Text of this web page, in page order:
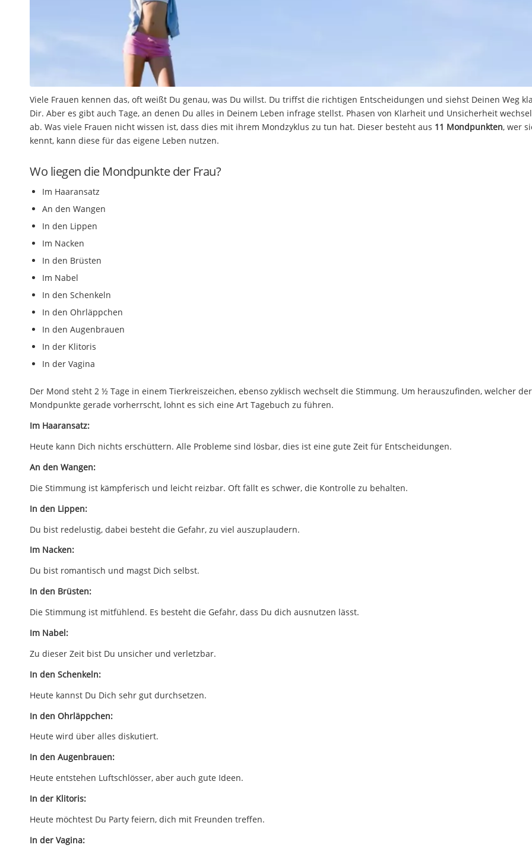
Viele Frauen kennen das, oft weißt Du genau, was Du willst. Du triffst die richtigen Entscheidungen und siehst Deinen Weg
Dir. Aber es gibt auch Tage, an denen Du alles in Deinem Leben infrage stellst. Phasen von Klarheit und Unsicherheit
ab. Was viele Frauen nicht wissen ist, dass dies mit ihrem Mondzyklus zu tun hat. Dieser besteht aus 11 Mondpunkten, wer
kennt, kann diese für das eigene Leben nutzen.
Wo liegen die Mondpunkte der Frau?
Im Haaransatz
An den Wangen
In den Lippen
Im Nacken
In den Brüsten
Im Nabel
In den Schenkeln
In den Ohrläppchen
In den Augenbrauen
In der Klitoris
In der Vagina
Der Mond steht 2 ½ Tage in einem Tierkreiszeichen, ebenso zyklisch wechselt die Stimmung. Um herauszufinden, welcher der
Mondpunkte gerade vorherrscht, lohnt es sich eine Art Tagebuch zu führen.
Im Haaransatz:
Heute kann Dich nichts erschüttern. Alle Probleme sind lösbar, dies ist eine gute Zeit für Entscheidungen.
An den Wangen:
Die Stimmung ist kämpferisch und leicht reizbar. Oft fällt es schwer, die Kontrolle zu behalten.
In den Lippen:
Du bist redelustig, dabei besteht die Gefahr, zu viel auszuplaudern.
Im Nacken:
Du bist romantisch und magst Dich selbst.
In den Brüsten:
Die Stimmung ist mitfühlend. Es besteht die Gefahr, dass Du dich ausnutzen lässt.
Im Nabel:
Zu dieser Zeit bist Du unsicher und verletzbar.
In den Schenkeln:
Heute kannst Du Dich sehr gut durchsetzen.
In den Ohrläppchen:
Heute wird über alles diskutiert.
In den Augenbrauen:
Heute entstehen Luftschlösser, aber auch gute Ideen.
In der Klitoris:
Heute möchtest Du Party feiern, dich mit Freunden treffen.
In der Vagina: